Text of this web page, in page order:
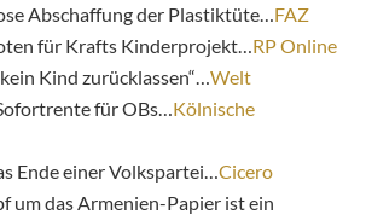
Abschaffung der Plastiktüte… FAZ
für Krafts Kinderprojekt… RP Online
Kind zurücklassen“… Welt
für OBs… Kölnische
Ende einer Volkspartei… Cicero
um das Armenien-Papier ist ein